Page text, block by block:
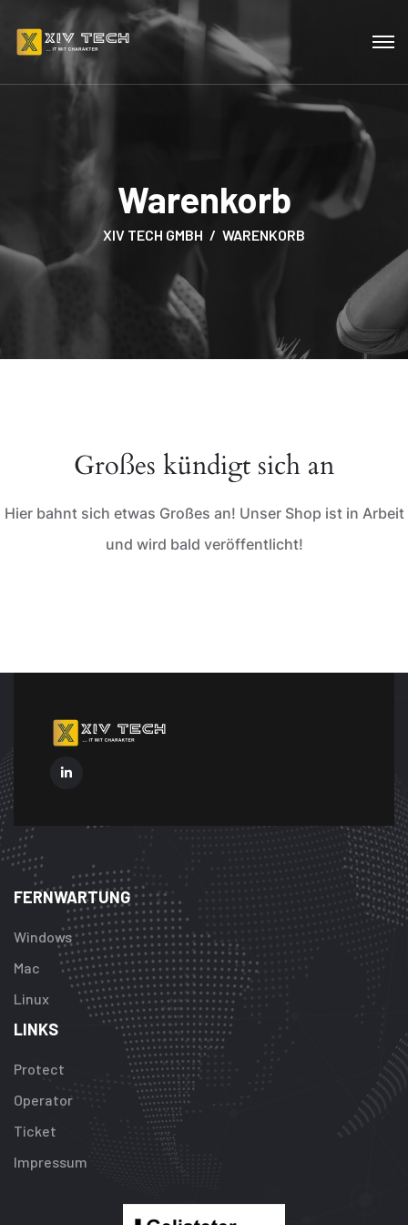
Warenkorb
XIV TECH GMBH WARENKORB
Großes kündigt sich an
Hier bahnt sich etwas Großes an! Unser Shop ist in Arbeit
und wird bald veröffentlicht!
FERNWARTUNG
Windows
Mac
Linux
LINKS
Protect
Operator
Ticket
Impressum